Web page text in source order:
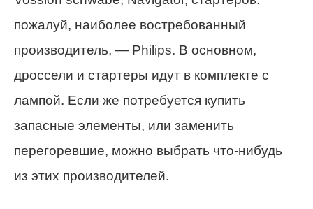
пожалуй, наиболее востребованный
производитель, — Philips. В основном,
дроссели и стартеры идут в комплекте с
лампой. Если же потребуется купить
запасные элементы, или заменить
перегоревшие, можно выбрать что-нибудь
из этих производителей.